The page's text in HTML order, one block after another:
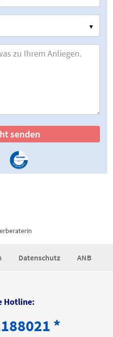
senden
Datenschutz ANB
Hotline:
*